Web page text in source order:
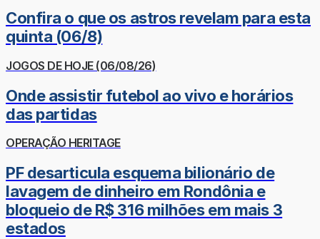
Confira o que os astros revelam para esta
quinta (06/8)
JOGOS DE HOJE (06/08/26)
Onde assistir futebol ao vivo e horários
das partidas
OPERAÇÃO HERITAGE
PF desarticula esquema bilionário de
lavagem de dinheiro em Rondônia e
bloqueio de R$ 316 milhões em mais 3
estados